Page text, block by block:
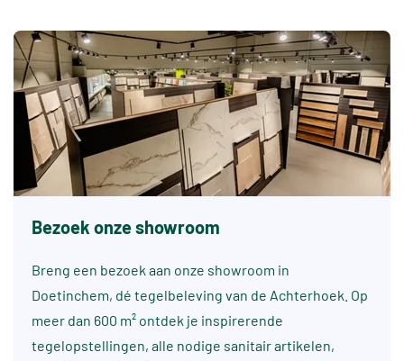
Bezoek onze showroom
Breng een bezoek aan onze showroom in
Doetinchem, dé tegelbeleving van de Achterhoek. Op
meer dan 600 m² ontdek je inspirerende
tegelopstellingen, alle nodige sanitair artikelen,